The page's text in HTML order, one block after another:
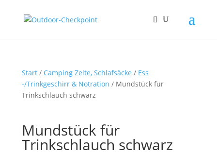
Start/ Camping Zelte, Schlafsäcke / Ess
-/Trinkgeschirr & Notration / Mundstück für
Trinkschlauch schwarz
Mundstück für
Trinkschlauch schwarz